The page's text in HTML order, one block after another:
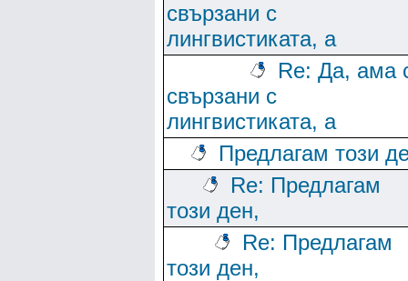
свързани с
лингвистиката, а
Re: Да, ама
свързани с
лингвистиката, а
Предлагам този
Re: Предлагам
този ден,
Re: Предлагам
този ден,